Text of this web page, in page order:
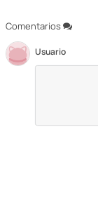
Comentarios
Usuario